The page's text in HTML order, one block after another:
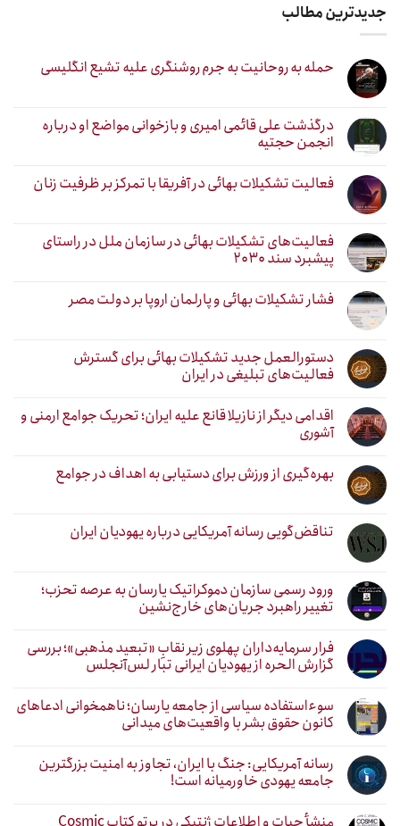
جدیدترین مطالب
حمله به روحانیت به جرم روشنگری علیه تشیع انگلیسی
درگذشت علی قائمی امیری و بازخوانی مواضع او درباره
انجمن حجتیه
فعالیت تشکیلات بهائی در آفریقا با تمرکز بر ظرفیت زنان
فعالیت‌های تشکیلات بهائی در سازمان ملل در راستای
پیشبرد سند ۲۰۳۰
فشار تشکیلات بهائی و پارلمان اروپا بر دولت مصر
دستورالعمل جدید تشکیلات بهائی برای گسترش
فعالیت‌های تبلیغی در ایران
اقدامی دیگر از نازیلا قانع علیه ایران؛ تحریک جوامع ارمنی و
آشوری
بهره‌گیری از ورزش برای دستیابی به اهداف در جوامع
تناقض‌گویی رسانه آمریکایی درباره یهودیان ایران
ورود رسمی سازمان دموکراتیک یارسان به عرصه تحزب؛
تغییر راهبرد جریان‌های خارج‌نشین
فرار سرمایه‌داران پهلوی زیر نقابِ «تبعید مذهبی»؛ بررسی
گزارش الحره از یهودیان ایرانی تبار لس‌آنجلس
سوءاستفاده سیاسی از جامعه یارسان؛ ناهمخوانی ادعاهای
کانون حقوق بشر با واقعیت‌های میدانی
رسانه آمریکایی: جنگ با ایران، تجاوز به امنیت بزرگترین
جامعه یهودی خاورمیانه است!